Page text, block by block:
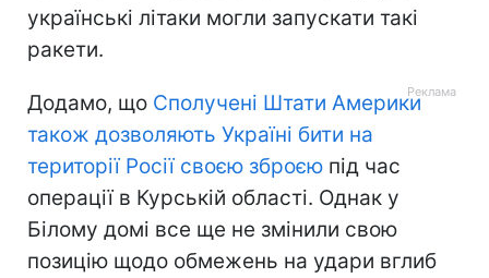
українські літаки могли запускати такі
ракети.
Додамо, що Сполучені Штати Америки
також дозволяють Україні бити на
території Росії своєю зброєю під час
операції в Курській області. Однак у
Білому домі все ще не змінили свою
позицію щодо обмежень на удари вглиб